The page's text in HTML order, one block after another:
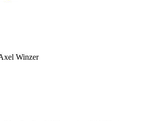
Winzer